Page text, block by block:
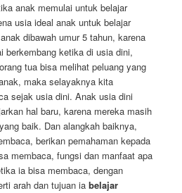
anak memulai untuk belajar
usia ideal anak untuk belajar
dibawah umur 5 tahun, karena
berkembang ketika di usia dini,
tua bisa melihat peluang yang
maka selayaknya kita
sejak usia dini. Anak usia dini
hal baru, karena mereka masih
baik. Dan alangkah baiknya,
berikan pemahaman kepada
membaca, fungsi dan manfaat apa
ia bisa membaca, dengan
arah dan tujuan ia belajar